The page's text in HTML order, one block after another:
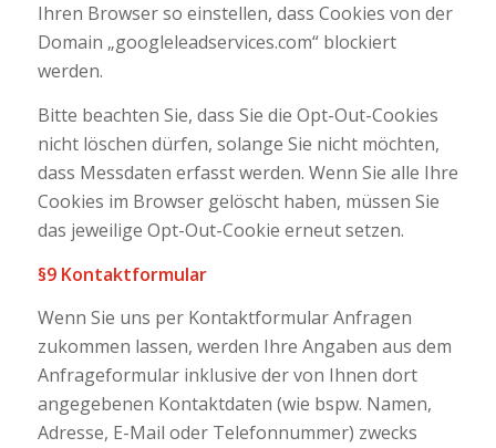
Ihren Browser so einstellen, dass Cookies von der
Domain „googleleadservices.com“ blockiert
werden.
Bitte beachten Sie, dass Sie die Opt-Out-Cookies
nicht löschen dürfen, solange Sie nicht möchten,
dass Messdaten erfasst werden. Wenn Sie alle Ihre
Cookies im Browser gelöscht haben, müssen Sie
das jeweilige Opt-Out-Cookie erneut setzen.
§9 Kontaktformular
Wenn Sie uns per Kontaktformular Anfragen
zukommen lassen, werden Ihre Angaben aus dem
Anfrageformular inklusive der von Ihnen dort
angegebenen Kontaktdaten (wie bspw. Namen,
Adresse, E-Mail oder Telefonnummer) zwecks